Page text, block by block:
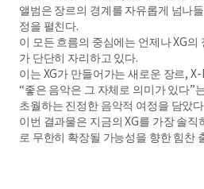
앨범은 장르의 경계를 자유롭게 넘나
정을 펼친다.
이 모든 흐름의 중심에는 언제나 XG
가 단단히 자리하고 있다.
이는 XG가 만들어가는 새로운 장르,
“좋은 음악은 그 자체로 의미가 있다”
초월하는 진정한 음악적 여정을 담았
이번 결과물은 지금의 XG를 가장 솔
로 무한히 확장될 가능성을 향한 힘찬